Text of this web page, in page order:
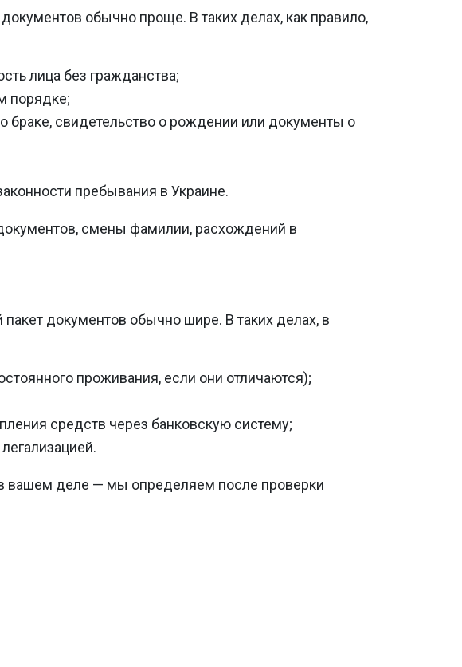
обычно проще. В таких делах, как правило,
лица без гражданства;
порядке;
свидетельство о рождении или документы о
пребывания в Украине.
смены фамилии, расхождений в
документов обычно шире. В таких делах, в
проживания, если они отличаются);
средств через банковскую систему;
вашем деле — мы определяем после проверки